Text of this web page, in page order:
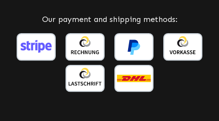
Our payment and shipping methods: